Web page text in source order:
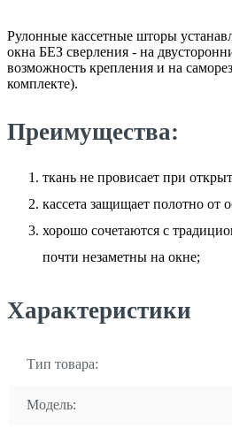
Рулонные кассетные шторы
окна БЕЗ сверления - на
возможность крепления и на
комплекте).
Преимущества:
ткань не провисает при
кассета защищает полотно от
хорошо сочетаются с
почти незаметны на окне;
Характеристики
Тип товара:
Модель: